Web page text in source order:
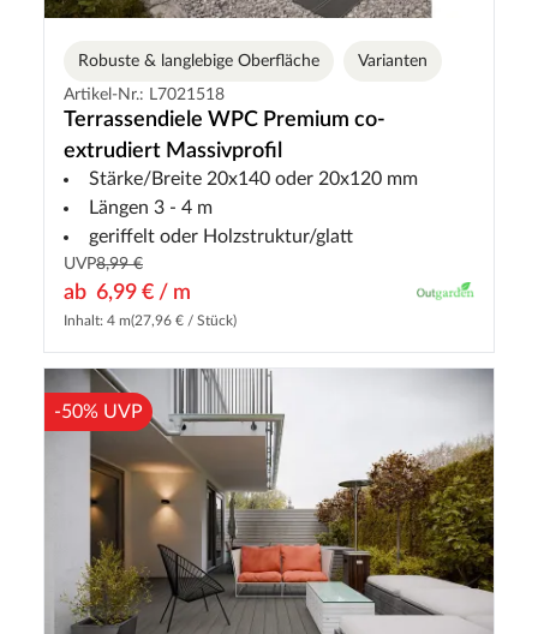
Robuste & langlebige Oberfläche
Varianten
Artikel-Nr.: L7021518
Terrassendiele WPC Premium co-
extrudiert Massivprofil
Stärke/Breite 20x140 oder 20x120 mm
Längen 3 - 4 m
geriffelt oder Holzstruktur/glatt
UVP8,99 €
ab 6,99 € / m
Inhalt: 4 m(27,96 € / Stück)
-50% UVP